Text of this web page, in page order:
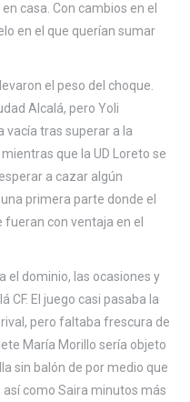
casa. Con cambios en el
en el que querían sumar
el peso del choque.
Alcalá, pero Yoli
vacía tras superar a la
que la UD Loreto se
a cazar algún
primera parte donde el
con ventaja en el
el dominio, las ocasiones y
CF. El juego casi pasaba la
pero faltaba frescura de
María Morillo sería objeto
sin balón de por medio que
como Saira minutos más